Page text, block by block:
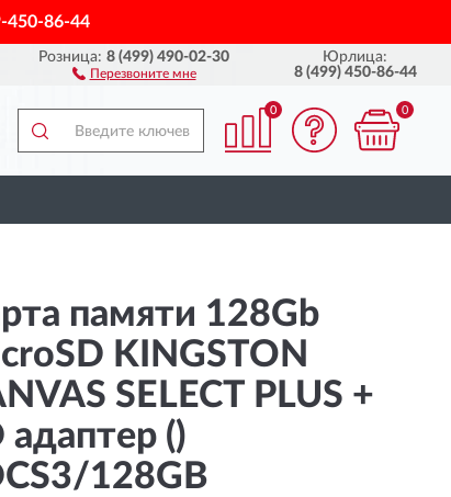
450-86-44
ДОСТАВИМ ПО ВСЕЙ РОССИИ
Розница:8 (499) 490-02-30
Перезвоните мне
Юрлица:
8 (499) 450-86-44
0 0
памяти 128Gb
KINGSTON
SELECT PLUS +
адаптер ()
128GB